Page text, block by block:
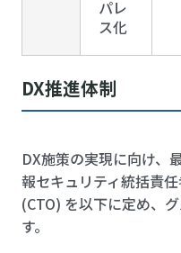
パレ
ス化
DX推進体制
DX施策の実現に向け、最高デジタル責任者 (CDO)、情
報セキュリティ統括責
(CTO) を以下に定め、
す。